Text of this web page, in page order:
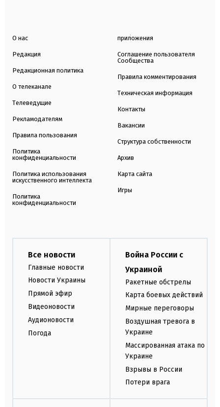
О нас
Редакция
Редакционная политика
О телеканале
Телеведущие
Рекламодателям
Правила пользования
Политика
конфиденциальности
Политика использования
искусственного интеллекта
Политика
конфиденциальности
приложения
Соглашение пользователя
Сообщества
Правила комментирования
Техническая информация
Контакты
Вакансии
Структура собственности
Архив
Карта сайта
Игры
Все новости
Главные новости
Новости Украины
Прямой эфир
Видеоновости
Аудионовости
Погода
Война России с
Украиной
Ракетные обстрелы
Карта боевых действий
Мирные переговоры
Воздушная тревога в
Украине
Массированная атака по
Украине
Взрывы в России
Потери врага